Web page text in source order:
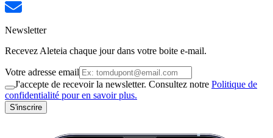
Newsletter
Recevez Aleteia chaque jour dans votre boite e-mail.
Votre adresse email
J'accepte de recevoir la newsletter. Consultez notre Politique de
confidentialité pour en savoir plus.
S'inscrire